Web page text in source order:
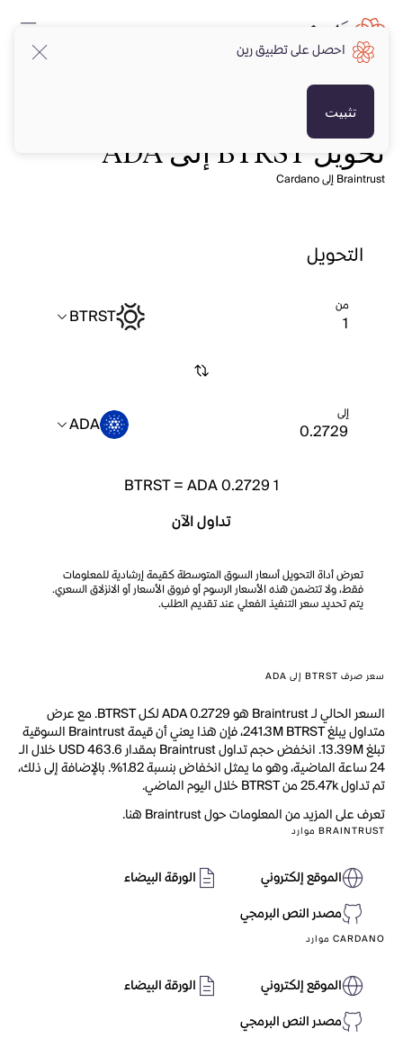
تحويل BTRST إلى ADA
Braintrust إلى Cardano
التحويل
من BTRST
إلى ADA
1
BTRST=ADA 0.2729
تداول الآن
تعرض أداة التحويل أسعار السوق المتوسطة كقيمة إرشادية للمعلومات
فقط، ولا تتضمن هذه الأسعار الرسوم أو فروق الأسعار أو الانزلاق السعري.
يتم تحديد سعر التنفيذ الفعلي عند تقديم الطلب.
سعر صرف BTRST إلى ADA
السعر الحالي لـ Braintrust هو ADA 0.2729 لكل BTRST. مع عرض
متداول يبلغ 241.3M BTRST، فإن هذا يعني أن قيمة Braintrust السوقية
تبلغ 13.39M. انخفض حجم تداول Braintrust بمقدار USD 463.6 خلال الـ
24 ساعة الماضية، وهو ما يمثل انخفاض بنسبة 1.82%. بالإضافة إلى ذلك،
تم تداول 25.47k من BTRST خلال اليوم الماضي.
تعرف على المزيد من المعلومات حول Braintrust هنا.
BRAINTRUST موارد
الموقع إلكتروني
الورقة البيضاء
مصدر النص البرمجي
CARDANO موارد
الموقع إلكتروني
الورقة البيضاء
مصدر النص البرمجي
احصل على تطبيق رين
تثبيت